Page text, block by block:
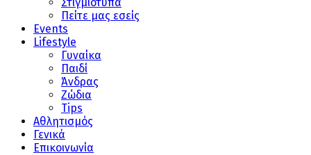
Πείτε μας εσείς
Events
Lifestyle
Γυναίκα
Παιδί
Άνδρας
Ζώδια
Tips
Αθλητισμός
Γενικά
Επικοινωνία